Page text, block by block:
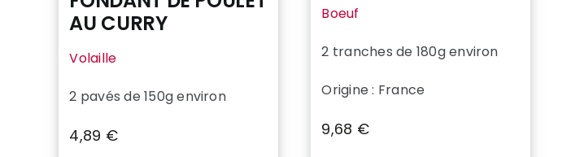
AU CURRY
Volaille
2 pavés de 150g environ
4,89 €
Boeuf
2 tranches de 180g environ
Origine : France
9,68 €